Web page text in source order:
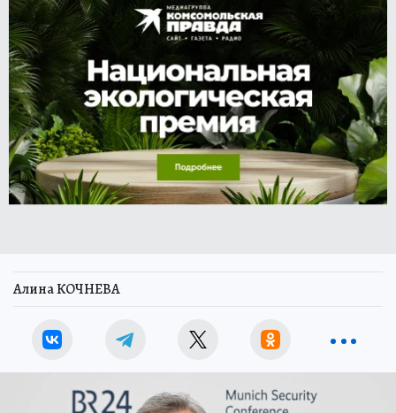
Алина КОЧНЕВА